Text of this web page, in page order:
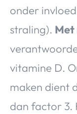
onder
straling). Met
vitamine D.
maken dient
dan factor 3.